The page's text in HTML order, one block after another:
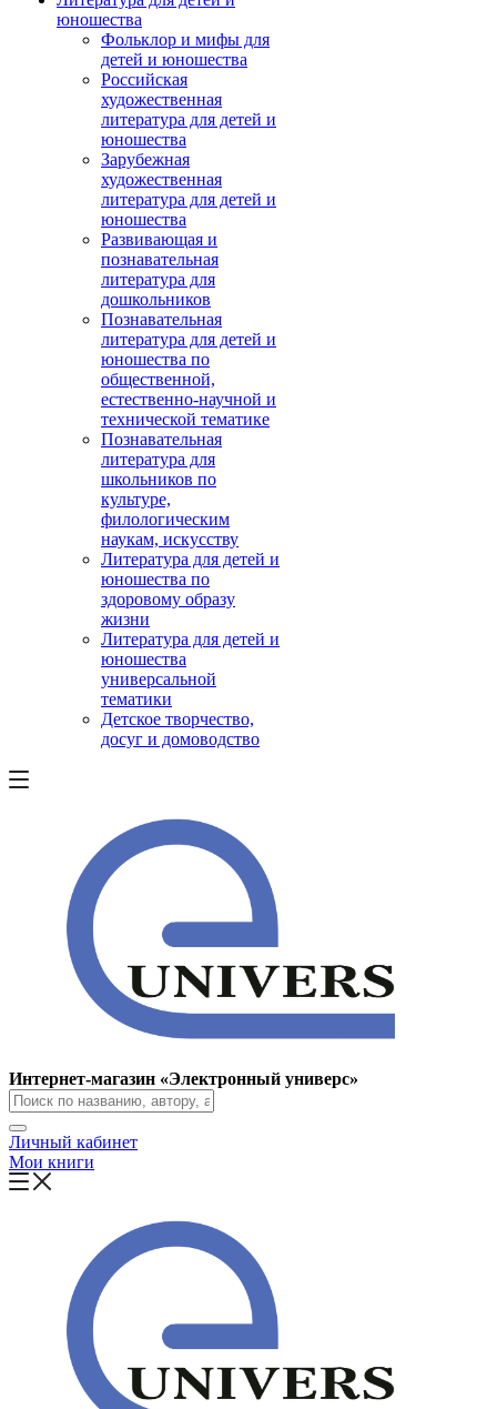
юношества
Фольклор и мифы для
детей и юношества
Российская
художественная
литература для детей и
юношества
Зарубежная
художественная
литература для детей и
юношества
Развивающая и
познавательная
литература для
дошкольников
Познавательная
литература для детей и
юношества по
общественной,
естественно-научной и
технической тематике
Познавательная
литература для
школьников по
культуре,
филологическим
наукам, искусству
Литература для детей и
юношества по
здоровому образу
жизни
Литература для детей и
юношества
универсальной
тематики
Детское творчество,
досуг и домоводство
Интернет-магазин «Электронный универс»
Личный кабинет
Мои книги